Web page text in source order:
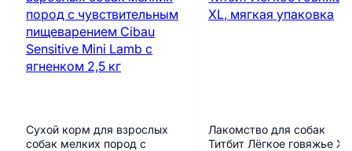
Сухой корм для взрослых
собак мелких пород с
Лакомство для собак
Титбит Лёгкое говяжье